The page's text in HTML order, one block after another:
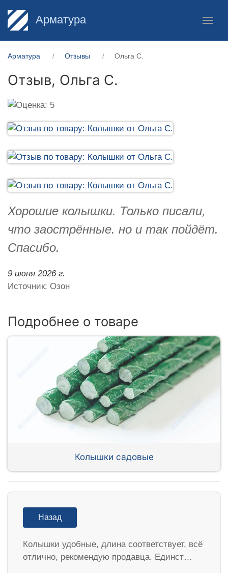
Арматура
Арматура Отзывы Ольга С.
Отзыв, Ольга С.
Хорошие колышки. Только писали,
что заострённые. но и так пойдёт.
Спасибо.
9 июня 2026 г.
Источник: Озон
Подробнее о товаре
Колышки садовые
Назад
Колышки удобные, длина соответствует, всё
отлично, рекомендую продавца. Единст…